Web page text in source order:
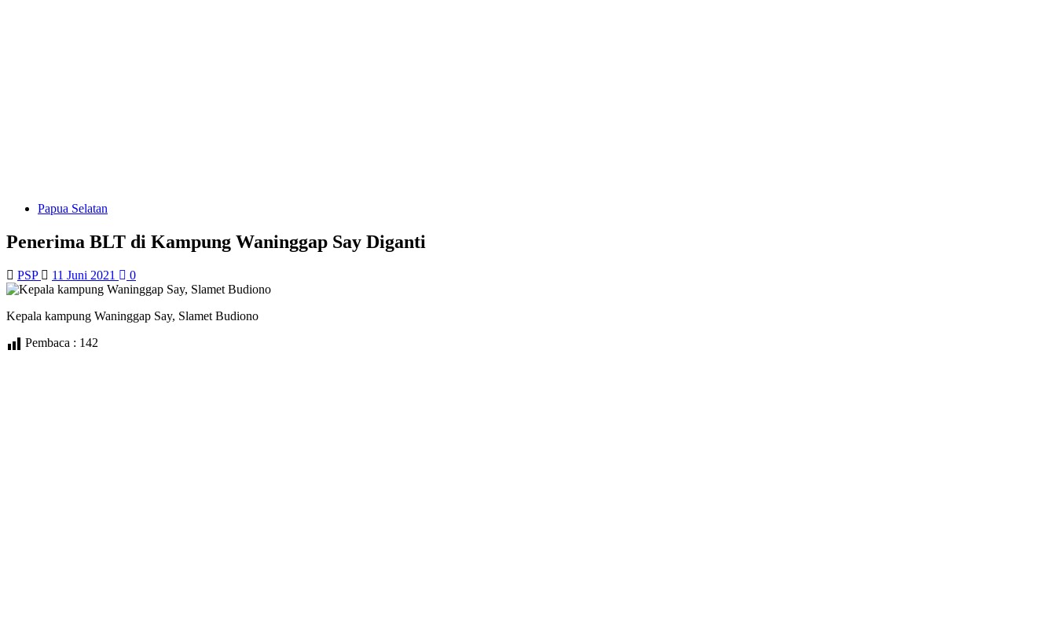
Papua Selatan
Penerima BLT di Kampung Waninggap Say Diganti
PSP 11 Juni 2021 0
Kepala kampung Waninggap Say, Slamet Budiono
Pembaca : 142